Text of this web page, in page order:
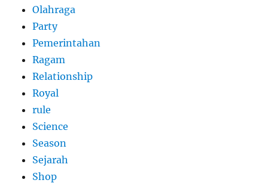
Olahraga
Party
Pemerintahan
Ragam
Relationship
Royal
rule
Science
Season
Sejarah
Shop